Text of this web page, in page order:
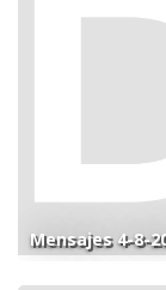
Mensajes 4-8-